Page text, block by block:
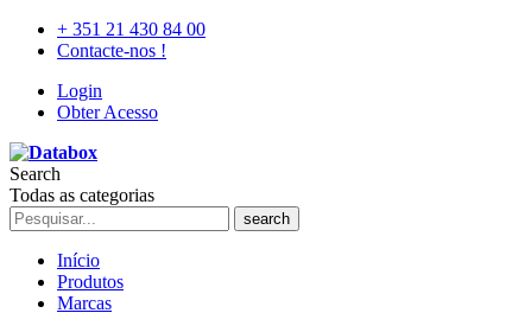
+ 351 21 430 84 00
Contacte-nos !
Login
Obter Acesso
Search
Todas as categorias
search
Início
Produtos
Marcas